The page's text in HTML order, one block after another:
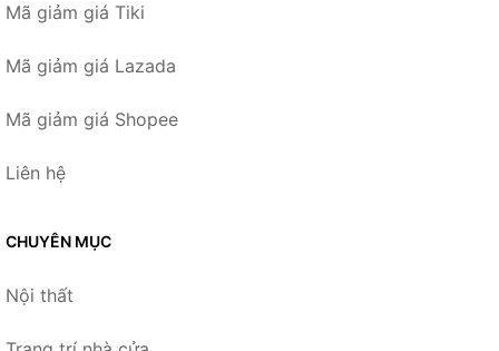
Mã giảm giá Tiki
Mã giảm giá Lazada
Mã giảm giá Shopee
Liên hệ
CHUYÊN MỤC
Nội thất